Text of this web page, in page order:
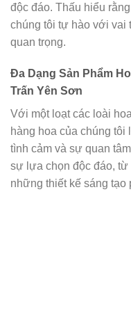
độc đáo. Thấu hiểu
chúng tôi tự hào với vai
quan trọng.
Đa Dạng Sản Phẩm
Trấn Yên Sơn
Với một loạt các loài
hàng hoa của chúng tôi
tình cảm và sự quan
sự lựa chọn độc đáo,
những thiết kế sáng